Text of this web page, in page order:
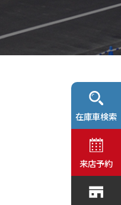
在庫車検索
来店予約